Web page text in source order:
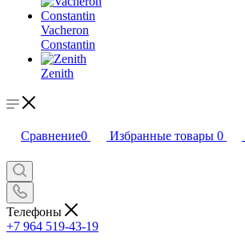
Vacheron
Constantin
Zenith
Сравнение0 Избранные товары 0
Телефоны
+7 964 519-43-19